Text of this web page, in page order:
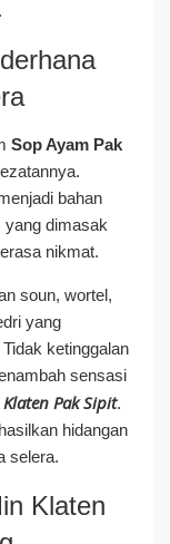
Sop Ayam Pak
bahan
yang dimasak
nikmat.
soun, wortel,
yang
ketinggalan
sensasi
Pak Sipit.
hidangan
selera.
Klaten